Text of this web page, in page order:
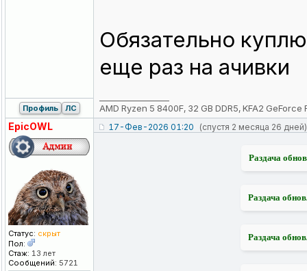
Обязательно
еще раз на ачивки
AMD Ryzen 5 8400F, 32 GB DDR5, KFA2 GeForce
Профиль ЛС
EpicOWL
Статус: скрыт
Пол:
Стаж: 13 лет
Сообщений: 5721
17-Фев-2026 01:20 (спустя 2 месяца 26 дней)
Раздача
Раздача
Раздача